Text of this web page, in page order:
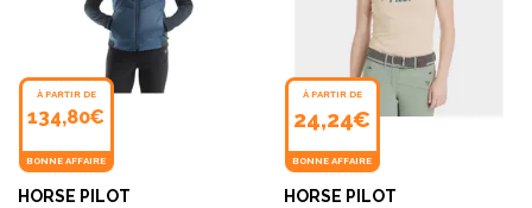
À PARTIR DE
134,80€
BONNE AFFAIRE
HORSE PILOT
À PARTIR DE
24,24€
BONNE AFFAIRE
HORSE PILOT